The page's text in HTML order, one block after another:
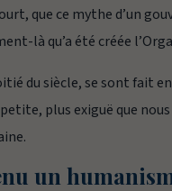
que ce mythe d’un
là qu’a été créée
du siècle, se sont fait
plus exiguë que
un